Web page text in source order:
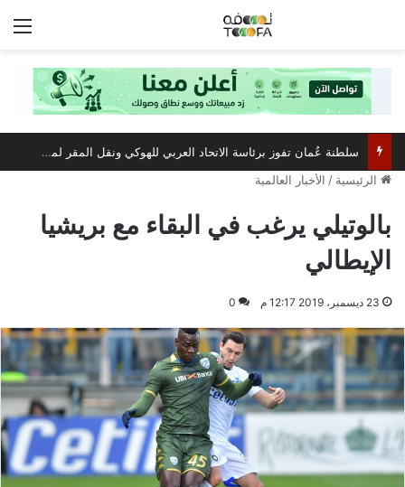
سلطنة عُمان تفوز برئاسة الاتحاد العربي للهوكي ونقل المقر لمسقط
الرئيسية / الأخبار العالمية
بالوتيلي يرغب في البقاء مع بريشيا
الإيطالي
23 ديسمبر، 2019 12:17 م 0